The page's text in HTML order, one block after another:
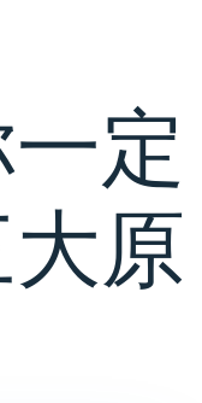
定
原